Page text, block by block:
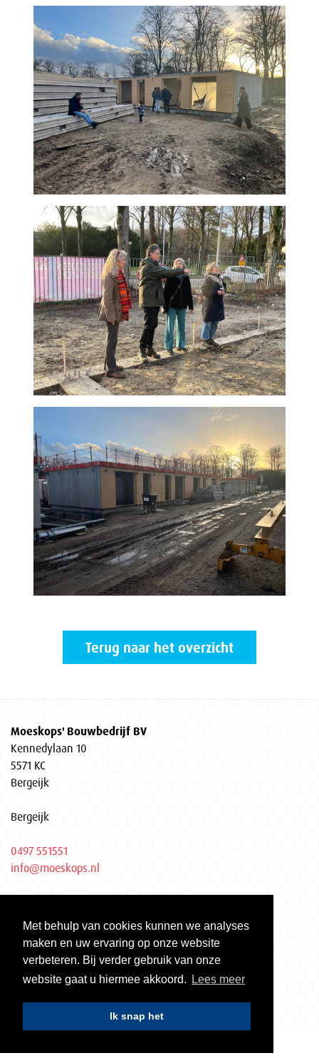
Met behulp van cookies kunnen we analyses
maken en uw ervaring op onze website
verbeteren. Bij verder gebruik van onze
website gaat u hiermee akkoord.
Lees meer
Ik snap het
Terug naar het overzicht
Moeskops' Bouwbedrijf BV
Kennedylaan 10
5571 KC
Bergeijk
Bergeijk
0497 551551
info@moeskops.nl
KvK Eindhoven 17037155
Gecertificeerd volgens ISO 9001 | ISO 14001 | VCA**